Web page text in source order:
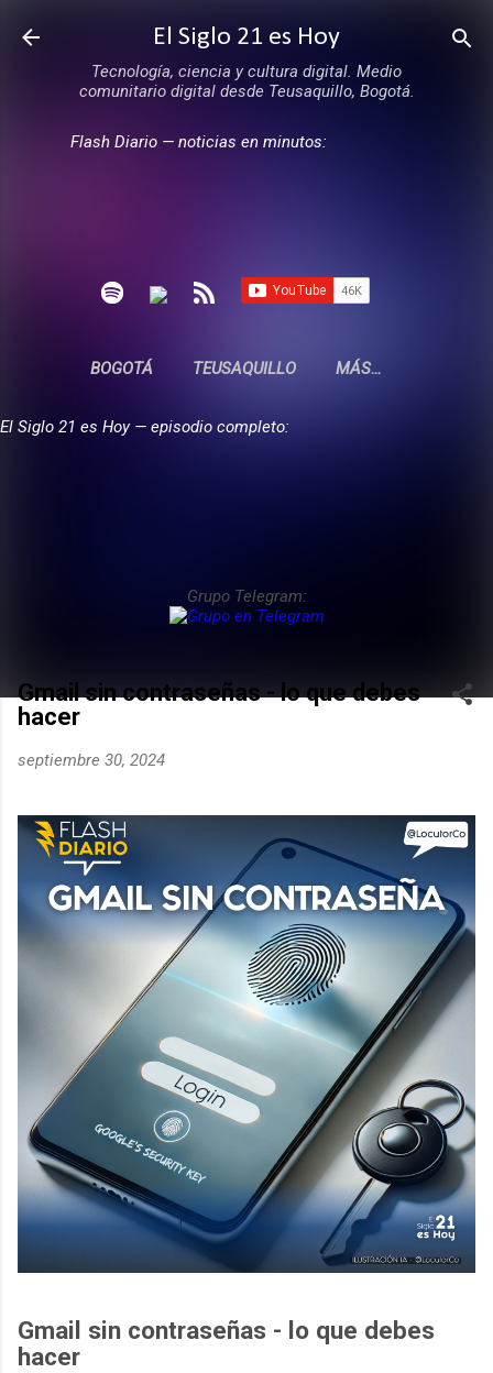
Ir al contenido principal
El Siglo 21 es Hoy
Tecnología, ciencia y cultura digital. Medio
comunitario digital desde Teusaquillo, Bogotá.
Flash Diario — noticias en minutos:
BOGOTÁ TEUSAQUILLO MÁS…
El Siglo 21 es Hoy — episodio completo:
Grupo Telegram:
Gmail sin contraseñas - lo que debes
hacer
septiembre 30, 2024
Gmail sin contraseñas - lo que debes
hacer